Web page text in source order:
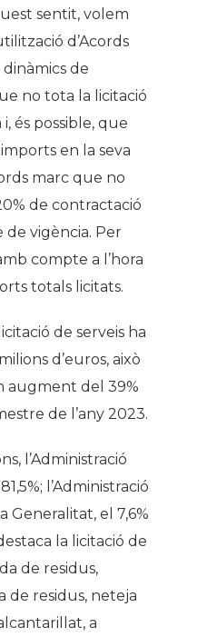
sentit, volem
d’Acords
dinàmics de
no tota la licitació
és possible, que
en la seva
marc que no
de contractació
vigència. Per
compte a l’hora
totals licitats.
de serveis ha
d’euros, això
augment del 39%
de l’any 2023.
l’Administració
l’Administració
Generalitat, el 7,6%
la licitació de
de residus,
de residus, neteja
a